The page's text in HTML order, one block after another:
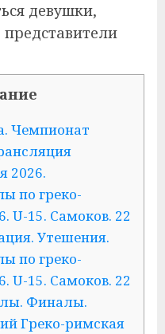
девушки,
Чемпионат
2026.
по греко-
U-15. Самоков. 22
Утешения.
по греко-
U-15. Самоков. 22
Финалы.
Греко-римская